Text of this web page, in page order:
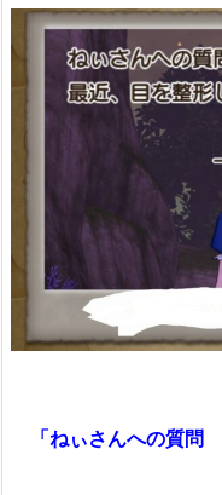
「ねぃさんへの質問